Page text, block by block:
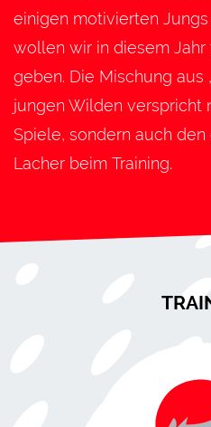
einigen motivierten
wollen wir in diesem Jahr
geben. Die Mischung aus
jungen Wilden verspricht
Spiele, sondern auch
Lacher beim Training.